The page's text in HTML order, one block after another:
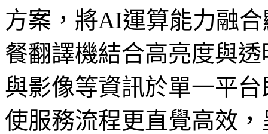
方案，將AI運算能力融
餐翻譯機結合高亮度與
與影像等資訊於單一平
使服務流程更直覺高效